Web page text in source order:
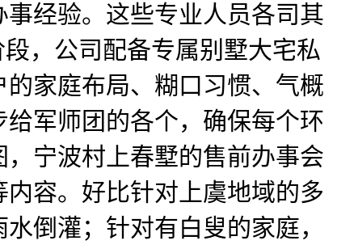
经验。这些专业人员各司其
，公司配备专属别墅大宅私
家庭布局、糊口习惯、气概
军师团的各个，确保每个环
宁波村上春墅的售前办事会
容。好比针对上虞地域的多
倒灌；针对有白叟的家庭，